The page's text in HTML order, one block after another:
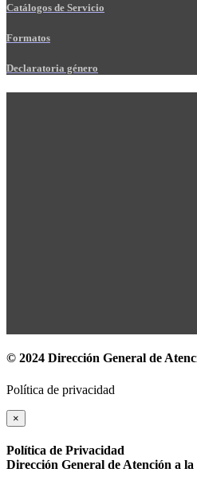
Catálogos de Servicio
Formatos
Declaratoria género
© 2024 Dirección General de
Política de privacidad
×
Política de Privacidad
Dirección General de Atención a